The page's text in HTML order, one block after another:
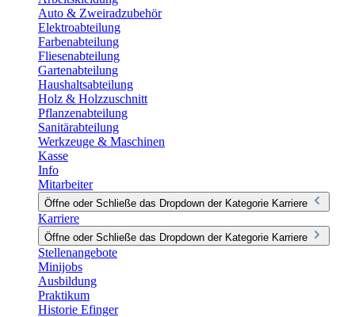
Auto & Zweiradzubehör
Elektroabteilung
Farbenabteilung
Fliesenabteilung
Gartenabteilung
Haushaltsabteilung
Holz & Holzzuschnitt
Pflanzenabteilung
Sanitärabteilung
Werkzeuge & Maschinen
Kasse
Info
Mitarbeiter
Öffne oder Schließe das Dropdown der Kategorie Karriere
Karriere
Öffne oder Schließe das Dropdown der Kategorie Karriere
Stellenangebote
Minijobs
Ausbildung
Praktikum
Historie Efinger